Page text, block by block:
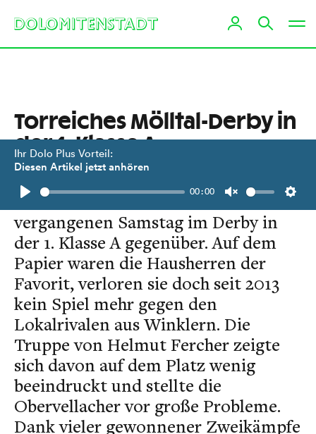
Ihr Dolo Plus Vorteil:
Diesen Artikel jetzt anhören
Play
00:00
Unmute
Torreiches Mölltal-Derby in
der 1. Klasse A
Der FC Mölltal-Obervellach und die
SPG Oberes Mölltal standen sich am
vergangenen Samstag im Derby in
der 1. Klasse A gegenüber. Auf dem
Papier waren die Hausherren der
Favorit, verloren sie doch seit 2013
kein Spiel mehr gegen den
Lokalrivalen aus Winklern. Die
Truppe von Helmut Fercher zeigte
sich davon auf dem Platz wenig
beeindruckt und stellte die
Obervellacher vor große Probleme.
Dank vieler gewonnener Zweikämpfe